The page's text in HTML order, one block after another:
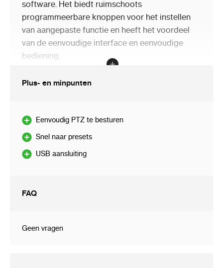
software. Het biedt ruimschoots
programmeerbare knoppen voor het instellen
van aangepaste functie en heeft het voordeel
van de eenvoudige interface en eenvoudige
bediening.
Door het gebruiksgemak en brede
.
Plus- en minpunten
Eenvoudig PTZ te besturen
Snel naar presets
USB aansluiting
FAQ
Geen vragen